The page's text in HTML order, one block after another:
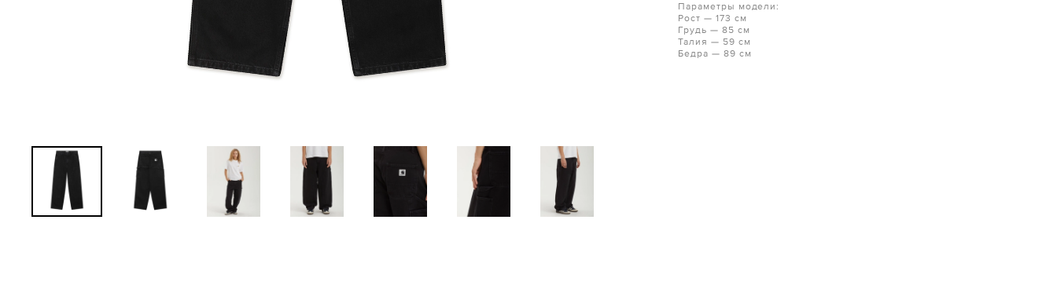
Параметры модели:
Рост — 173 см
Грудь — 85 см
Талия — 59 см
Бедра — 89 см